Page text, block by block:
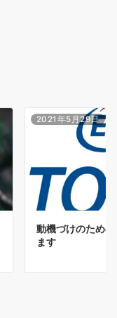
2021年5月29日
動機づけのため
ます